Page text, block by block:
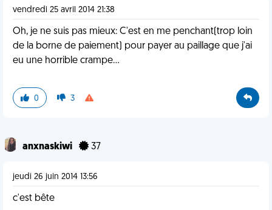
vendredi 25 avril 2014 21:38
Oh, je ne suis pas mieux: C'est en me penchant(trop loin
de la borne de paiement) pour payer au paillage que j'ai
eu une horrible crampe...
0 3
anxnaskiwi 37
jeudi 26 juin 2014 13:56
c'est bête